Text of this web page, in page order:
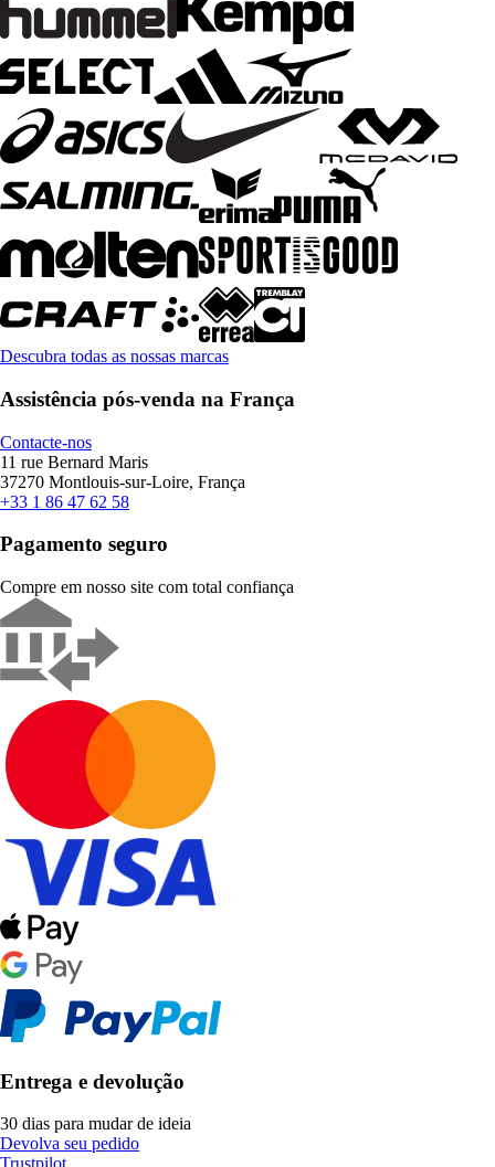
Descubra todas as nossas marcas
Assistência pós-venda na França
Contacte-nos
11 rue Bernard Maris
37270 Montlouis-sur-Loire, França
+33 1 86 47 62 58
Pagamento seguro
Compre em nosso site com total confiança
Entrega e devolução
30 dias para mudar de ideia
Devolva seu pedido